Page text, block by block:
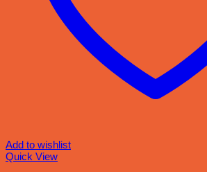
Add to wishlist
Quick View